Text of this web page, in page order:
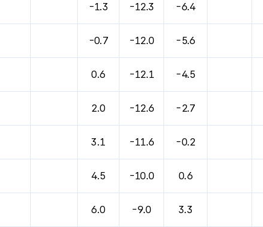
-1.3 -12.3 -6.4
-0.7 -12.0 -5.6
0.6 -12.1 -4.5
2.0 -12.6 -2.7
3.1 -11.6 -0.2
4.5 -10.0 0.6
6.0 -9.0 3.3